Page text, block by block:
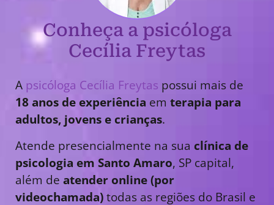
Conheça a psicóloga
Cecília Freytas
A psicóloga Cecília Freytas possui mais de
18 anos de experiência em terapia para
adultos, jovens e crianças.
Atende presencialmente na sua clínica de
psicologia em Santo Amaro, SP capital,
além de atender online (por
videochamada)todas as regiões do Brasil e